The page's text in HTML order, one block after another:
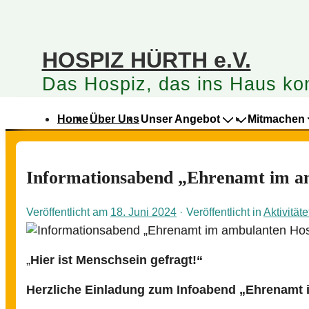
HOSPIZ HÜRTH e.V.
Das Hospiz, das ins Haus
HomeÜber UnsUnser Angebot Mitmachen
Informationsabend „Ehrenamt im
Veröffentlicht am 18. Juni 2024 Veröffentlicht in
„Hier ist Menschsein gefragt!“
Herzliche Einladung zum Infoabend „Ehrenamt